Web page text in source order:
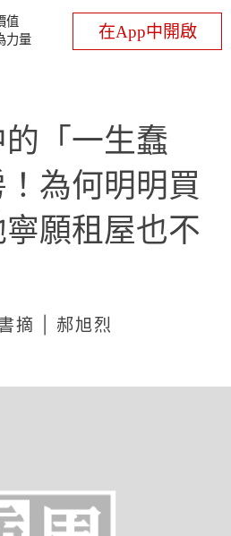
值
力量
在App中開啟
「一生蠢
為何明明買
願租屋也不
摘 | 郝旭烈